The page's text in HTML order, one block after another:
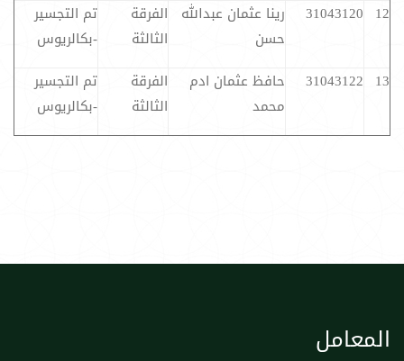
12
31043120
رينا عثمان عبدالله
حسن
الفرقة
الثالثة
تم التجسير
-بكالريوس
13
31043122
حافظ عثمان ادم
محمد
الفرقة
الثالثة
تم التجسير
-بكالريوس
المعامل